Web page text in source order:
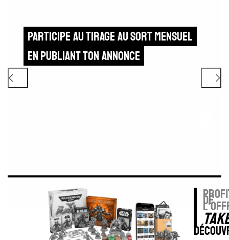
Participe au tirage au sort mensuel
en publiant ton annonce
de